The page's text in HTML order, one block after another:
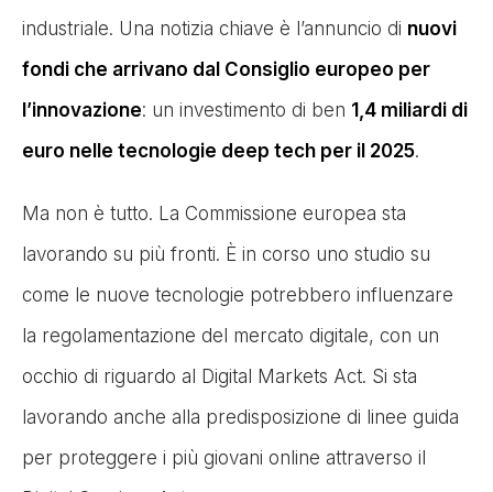
industriale. Una notizia chiave è l’annuncio di nuovi
fondi che arrivano dal Consiglio europeo per
l’innovazione: un investimento di ben 1,4 miliardi di
euro nelle tecnologie deep tech per il 2025.
Ma non è tutto. La Commissione europea sta
lavorando su più fronti. È in corso uno studio su
come le nuove tecnologie potrebbero influenzare
la regolamentazione del mercato digitale, con un
occhio di riguardo al Digital Markets Act. Si sta
lavorando anche alla predisposizione di linee guida
per proteggere i più giovani online attraverso il